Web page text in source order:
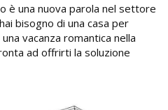
è una nuova parola nel settore
bisogno di una casa per
vacanza romantica nella
ad offrirti la soluzione